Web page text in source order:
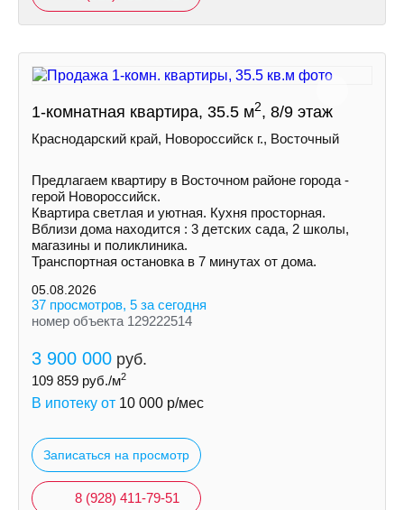
1-комнатная квартира, 35.5 м2, 8/9 этаж
Краснодарский край, Новороссийск г., Восточный
Предлагаем квартиру в Восточном районе города -
герой Новороссийск.
Квартира светлая и уютная. Кухня просторная.
Вблизи дома находится : 3 детских сада, 2 школы,
магазины и поликлиника.
Транспортная остановка в 7 минутах от дома.
05.08.2026
37 просмотров, 5 за сегодня
номер объекта 129222514
3 900 000 руб.
109 859 руб./м2
В ипотеку от 10 000 р/мес
Записаться на просмотр
8 (928) 411-79-51